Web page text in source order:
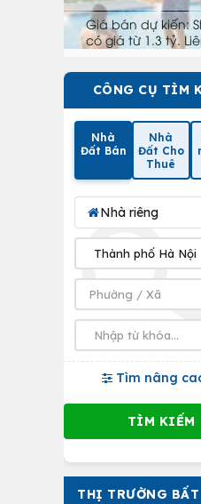
Giá bán dự kiến:
có giá từ 1.3 tỷ.
CÔNG CỤ TÌM
Nhà
Đất Bán
Nhà
Đất Cho
Thuê
Nhà riêng
Tìm nâng
THỊ TRƯỜNG